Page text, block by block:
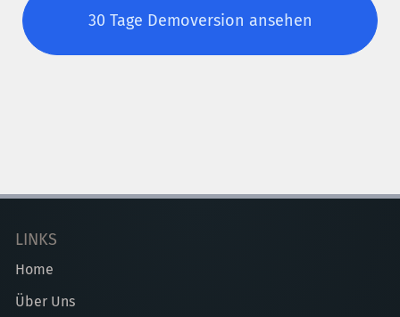
30 Tage Demoversion ansehen
LINKS
Home
Über Uns